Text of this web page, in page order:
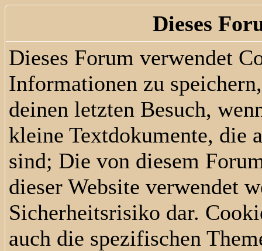
Dieses
Dieses Forum verwendet
Informationen zu
deinen letzten Besuch,
kleine Textdokumente, die
sind; Die von diesem
dieser Website verwendet
Sicherheitsrisiko dar.
auch die spezifischen